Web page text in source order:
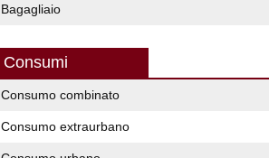
Bagagliaio
Consumi
Consumo combinato
Consumo extraurbano